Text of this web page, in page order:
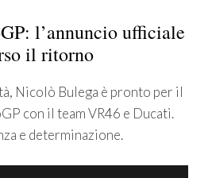
l’annuncio ufficiale
il ritorno
Nicolò Bulega è pronto per il
con il team VR46 e Ducati.
e determinazione.